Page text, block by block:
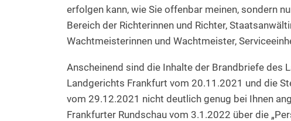
erfolgen kann, wie Sie offenbar meinen, sondern
Bereich der Richterinnen und Richter,
Wachtmeisterinnen und Wachtmeister,
Anscheinend sind die Inhalte der Brandbriefe
Landgerichts Frankfurt vom 20.11.2021 und die
vom 29.12.2021 nicht deutlich genug bei Ihnen
Frankfurter Rundschau vom 3.1.2022 über die